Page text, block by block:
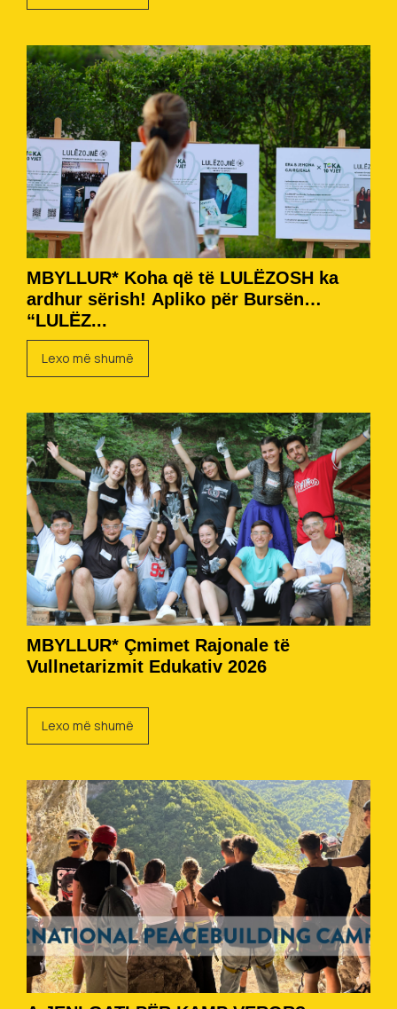
MBYLLUR* Koha që të LULËZOSH ka
ardhur sërish! Apliko për Bursën
“LULËZ...
Lexo më shumë
MBYLLUR* Çmimet Rajonale të
Vullnetarizmit Edukativ 2026
Lexo më shumë